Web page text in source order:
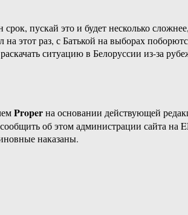
пускай это и будет несколько
этот раз, с Батькой на выборах
ситуацию в Белоруссии из-за
Properна основании действующей
об этом администрации сайта на
наказаны.